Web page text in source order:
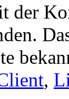
der
,